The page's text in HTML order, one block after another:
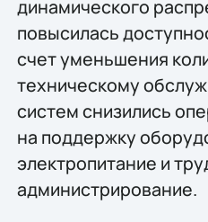
динамического
повысилась
счет уменьшения
техническому
систем снизились
на поддержку
электропитание и
администрирование.